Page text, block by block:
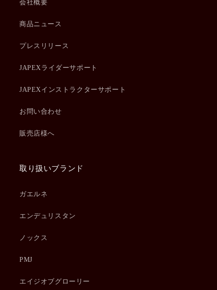
会社概要
商品ニュース
プレスリリース
JAPEXライダーサポート
JAPEXインストラクターサポート
お問い合わせ
販売店様へ
取り扱いブランド
ガエルネ
エンデュリスタン
ノックス
PMJ
エイジオブグローリー